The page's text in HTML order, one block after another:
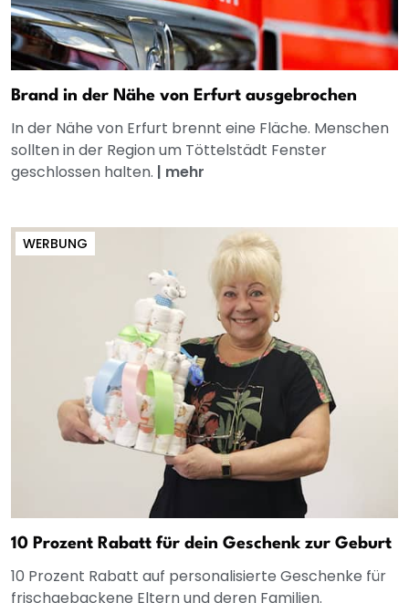
Brand in der Nähe von Erfurt ausgebrochen
In der Nähe von Erfurt brennt eine Fläche. Menschen
sollten in der Region um Töttelstädt Fenster
geschlossen halten. | mehr
WERBUNG
10 Prozent Rabatt für dein Geschenk zur Geburt
10 Prozent Rabatt auf personalisierte Geschenke für
frischgebackene Eltern und deren Familien.